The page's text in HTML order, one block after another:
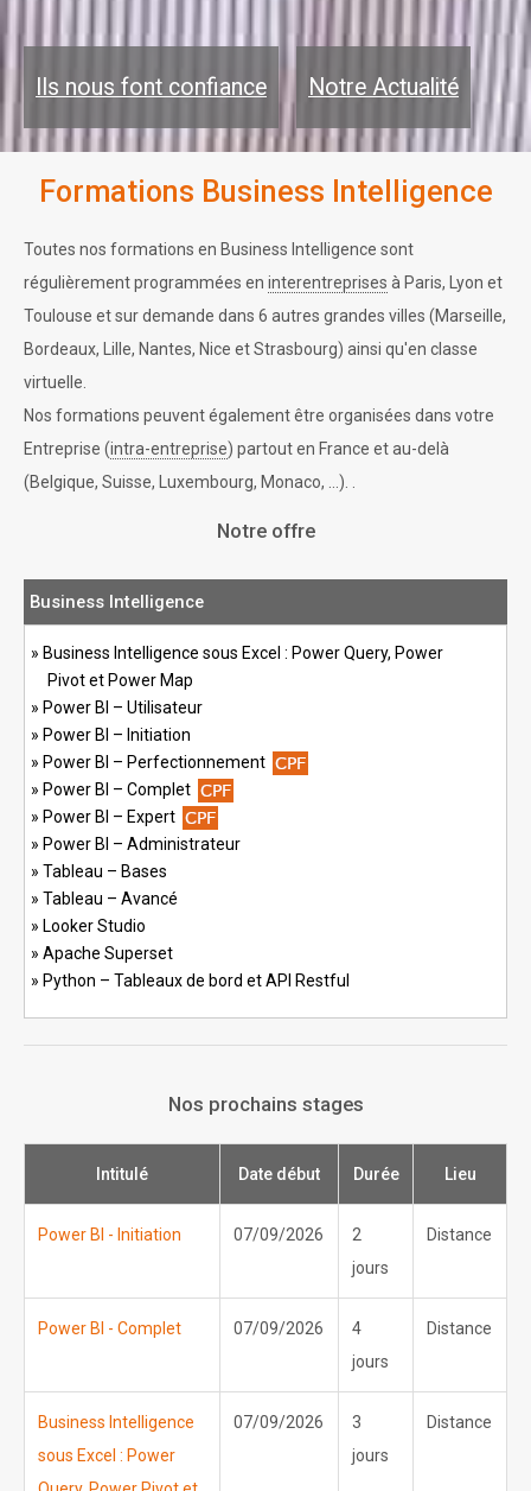
Ils nous font confiance Notre Actualité
Formations Business Intelligence
Toutes nos formations en Business Intelligence sont
régulièrement programmées en interentreprises à Paris, Lyon et
Toulouse et sur demande dans 6 autres grandes villes (Marseille,
Bordeaux, Lille, Nantes, Nice et Strasbourg) ainsi qu'en classe
virtuelle.
Nos formations peuvent également être organisées dans votre
Entreprise (intra-entreprise) partout en France et au-delà
(Belgique, Suisse, Luxembourg, Monaco, ...). .
Notre offre
Business Intelligence
Business Intelligence sous Excel : Power Query, Power
Pivot et Power Map
Power BI – Utilisateur
Power BI – Initiation
Power BI – Perfectionnement
Power BI – Complet
Power BI – Expert
Power BI – Administrateur
Tableau – Bases
Tableau – Avancé
Looker Studio
Apache Superset
Python – Tableaux de bord et API Restful
Nos prochains stages
Intitulé Date début Durée Lieu
Power BI - Initiation 07/09/2026
2
jours
Distance
Power BI - Complet 07/09/2026
4
jours
Distance
Business Intelligence
sous Excel : Power
07/09/2026
3
jours
Distance